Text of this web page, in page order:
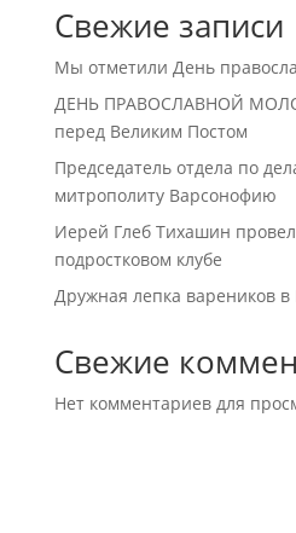
Свежие записи
Мы отметили День
ДЕНЬ ПРАВОСЛАВНОЙ
перед Великим Постом
Председатель отдела по
митрополиту Варсонофию
Иерей Глеб Тихашин
подростковом клубе
Дружная лепка вареников
Свежие
Нет комментариев для